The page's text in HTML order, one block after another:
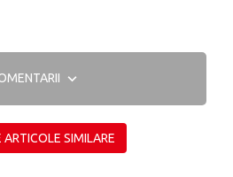
ARTICOLE SIMILARE